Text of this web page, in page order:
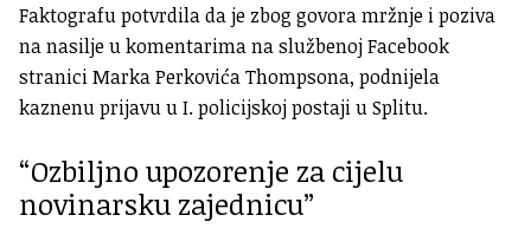
Faktografu potvrdila da je zbog govora mržnje i poziva
na nasilje u komentarima na službenoj Facebook
stranici Marka Perkovića Thompsona, podnijela
kaznenu prijavu u I. policijskoj postaji u Splitu.
“Ozbiljno upozorenje za cijelu
novinarsku zajednicu”